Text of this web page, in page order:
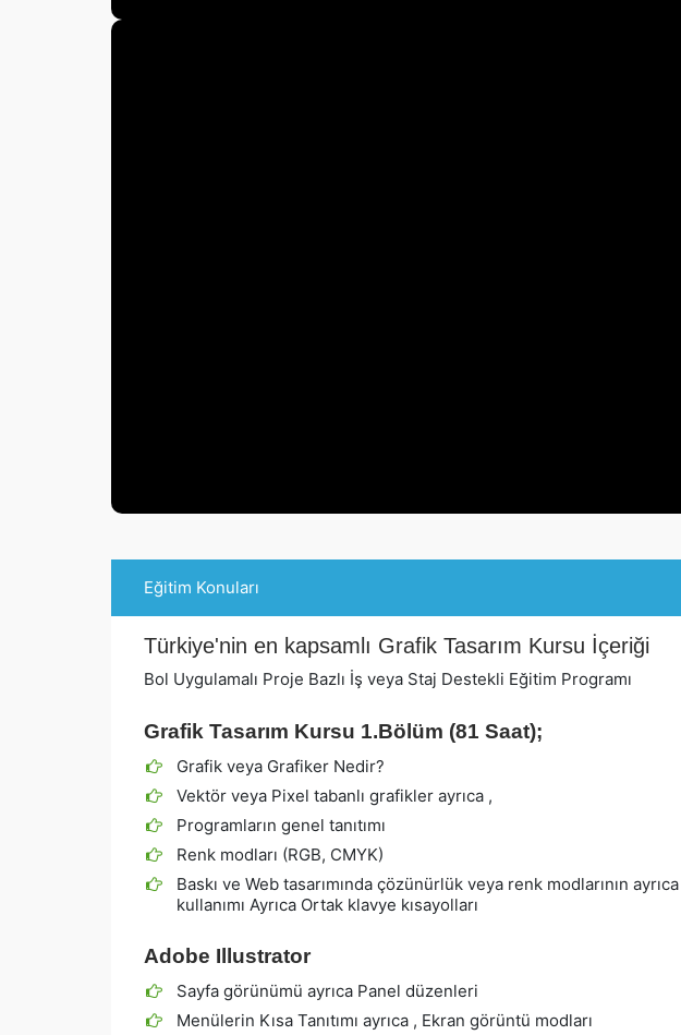
Eğitim Konuları
Türkiye'nin en kapsamlı Grafik Tasarım Kursu İçeriği
Bol Uygulamalı Proje Bazlı İş veya Staj Destekli Eğitim Programı
Grafik Tasarım Kursu 1.Bölüm (81 Saat);
Grafik veya Grafiker Nedir?
Vektör veya Pixel tabanlı grafikler ayrıca ,
Programların genel tanıtımı
Renk modları (RGB, CMYK)
Baskı ve Web tasarımında çözünürlük veya renk modlarının ayrıca
kullanımı Ayrıca Ortak klavye kısayolları
Adobe Illustrator
Sayfa görünümü ayrıca Panel düzenleri
Menülerin Kısa Tanıtımı ayrıca , Ekran görüntü modları